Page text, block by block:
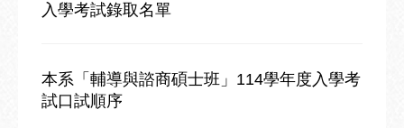
入學考試錄取名單
本系「輔導與諮商碩士班」114學年度入學考
試口試順序